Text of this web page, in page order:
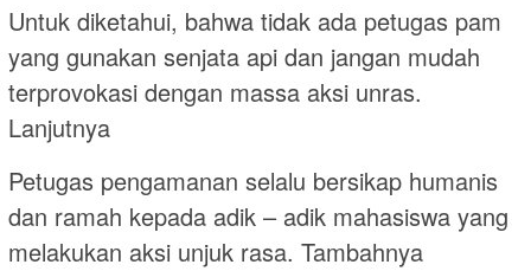
Untuk diketahui, bahwa tidak ada petugas pam
yang gunakan senjata api dan jangan mudah
terprovokasi dengan massa aksi unras.
Lanjutnya
Petugas pengamanan selalu bersikap humanis
dan ramah kepada adik – adik mahasiswa yang
melakukan aksi unjuk rasa. Tambahnya